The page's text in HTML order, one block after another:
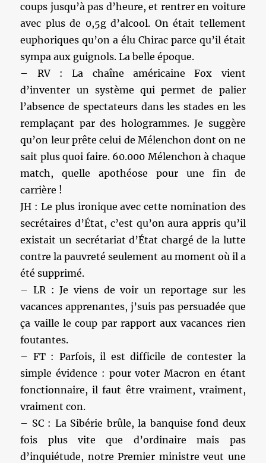
coups jusqu’à pas d’heure, et rentrer en voiture
avec plus de 0,5g d’alcool. On était tellement
euphoriques qu’on a élu Chirac parce qu’il était
sympa aux guignols. La belle époque.
– RV : La chaîne américaine Fox vient
d’inventer un système qui permet de palier
l’absence de spectateurs dans les stades en les
remplaçant par des hologrammes. Je suggère
qu’on leur prête celui de Mélenchon dont on ne
sait plus quoi faire. 60.000 Mélenchon à chaque
match, quelle apothéose pour une fin de
carrière !
JH : Le plus ironique avec cette nomination des
secrétaires d’État, c’est qu’on aura appris qu’il
existait un secrétariat d’État chargé de la lutte
contre la pauvreté seulement au moment où il a
été supprimé.
– LR : Je viens de voir un reportage sur les
vacances apprenantes, j’suis pas persuadée que
ça vaille le coup par rapport aux vacances rien
foutantes.
– FT : Parfois, il est difficile de contester la
simple évidence : pour voter Macron en étant
fonctionnaire, il faut être vraiment, vraiment,
vraiment con.
– SC : La Sibérie brûle, la banquise fond deux
fois plus vite que d’ordinaire mais pas
d’inquiétude, notre Premier ministre veut une